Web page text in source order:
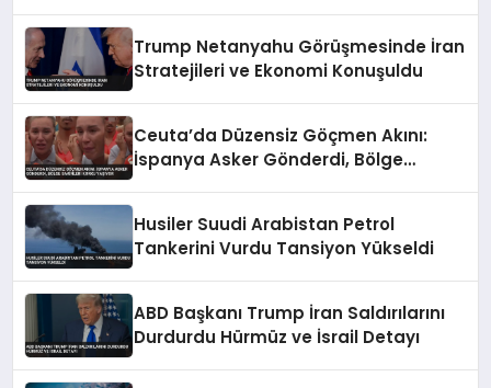
Trump Netanyahu Görüşmesinde İran
Stratejileri ve Ekonomi Konuşuldu
Ceuta’da Düzensiz Göçmen Akını:
İspanya Asker Gönderdi, Bölge
Husiler Suudi Arabistan Petrol
Tankerini Vurdu Tansiyon Yükseldi
ABD Başkanı Trump İran Saldırılarını
Durdurdu Hürmüz ve İsrail Detayı